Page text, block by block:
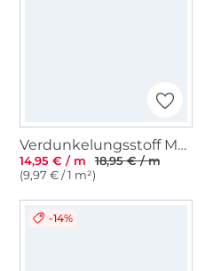
Verdunkelungsstoff Meliert, blau
14,95 € / m
18,95 € / m
(9,97 € / 1 m²)
-14%